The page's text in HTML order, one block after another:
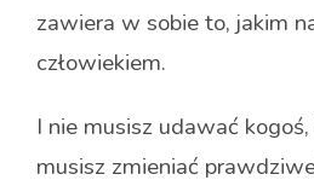
zawiera w sobie to, jakim
człowiekiem.
I nie musisz udawać
musisz zmieniać